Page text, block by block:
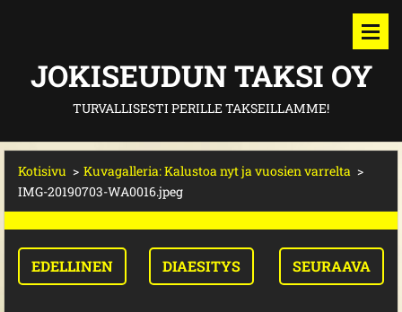
JOKISEUDUN TAKSI OY
TURVALLISESTI PERILLE TAKSEILLAMME!
Kotisivu > Kuvagalleria: Kalustoa nyt ja vuosien varrelta >
IMG-20190703-WA0016.jpeg
EDELLINEN DIAESITYS SEURAAVA